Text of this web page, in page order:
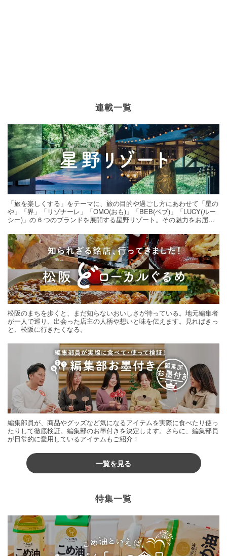
連載一覧
「旅を楽しくする」をテーマに、旅の目的や過ごし方にあわせて「星の
や」「界」「リゾナーレ」「OMO(おも)」「BEB(ベブ)」「LUCY(ルー
シー)」の 6 つのブランドを展開する星野リゾート。その魅力をお届け
松阪のまちを歩くと、まだ知らないおいしさが待っている。地元編集者
が一人で巡り、出会った店主の人柄や想いと味を伝えます。見ればきっ
と、松阪に行きたくなる。
編集部員が、商品やグッズなど気になるアイテムを実際に食べたり使っ
たりして徹底検証。編集部のお墨付きを決定します。さらに、編集部員
が日常的に愛用しているアイテムもご紹介！
一覧を見る
特集一覧